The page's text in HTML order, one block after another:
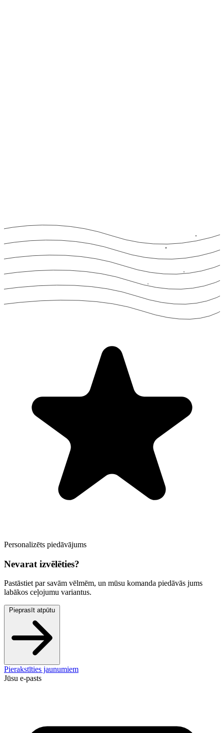
Personalizēts piedāvājums
Nevarat izvēlēties?
Pastāstiet par savām vēlmēm, un mūsu komanda piedāvās jums
labākos ceļojumu variantus.
Pieprasīt atpūtu
Pierakstīties jaunumiem
Jūsu e-pasts